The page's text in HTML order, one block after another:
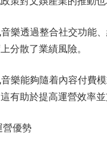
透過整合社交功能、
分散了業績風險。
能夠隨着內容付費模
有助於提高運營效率
優勢